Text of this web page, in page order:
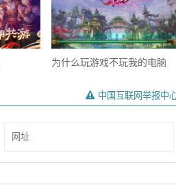
为什么玩游戏不玩我的电脑
中国互联网举报中